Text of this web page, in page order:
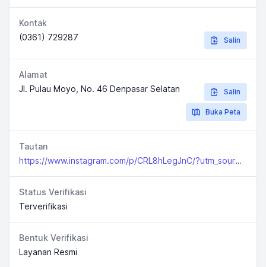
Kontak
(0361) 729287
Salin
Alamat
Jl. Pulau Moyo, No. 46 Denpasar Selatan
Salin
Buka Peta
Tautan
https://www.instagram.com/p/CRL8hLegJnC/?utm_source=ig_web_copy_link
Status Verifikasi
Terverifikasi
Bentuk Verifikasi
Layanan Resmi